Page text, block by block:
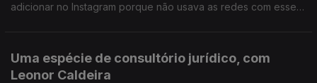
adicionar no Instagram porque não usava as redes com esse
Uma espécie de consultório jurídico, com
Leonor Caldeira